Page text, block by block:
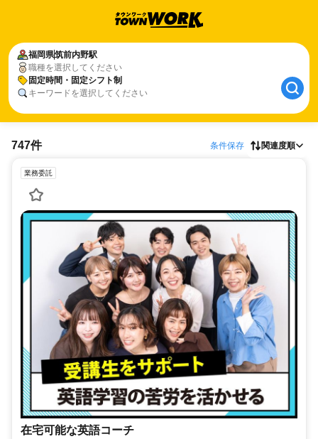
福岡県筑前内野駅
職種を選択してください
固定時間・固定シフト制
キーワードを選択してください
747件 条件保存 関連度順
業務委託
在宅可能な英語コーチ